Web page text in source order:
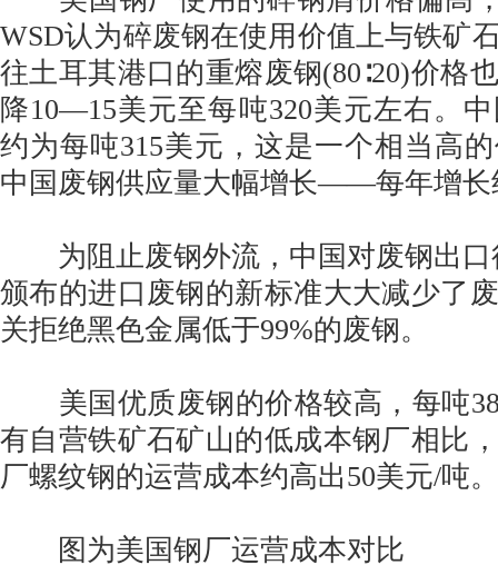
WSD认为碎废钢在使用价值上与铁矿
往土耳其港口的重熔废钢(80∶20)价格
降10—15美元至每吨320美元左右。
约为每吨315美元，这是一个相当高
中国废钢供应量大幅增长——每年增长
为阻止废钢外流，中国对废钢出口
颁布的进口废钢的新标准大大减少了
关拒绝黑色金属低于99%的废钢。
美国优质废钢的价格较高，每吨
有自营铁矿石矿山的低成本钢厂相比
厂螺纹钢的运营成本约高出50美元/吨。
图为美国钢厂运营成本对比